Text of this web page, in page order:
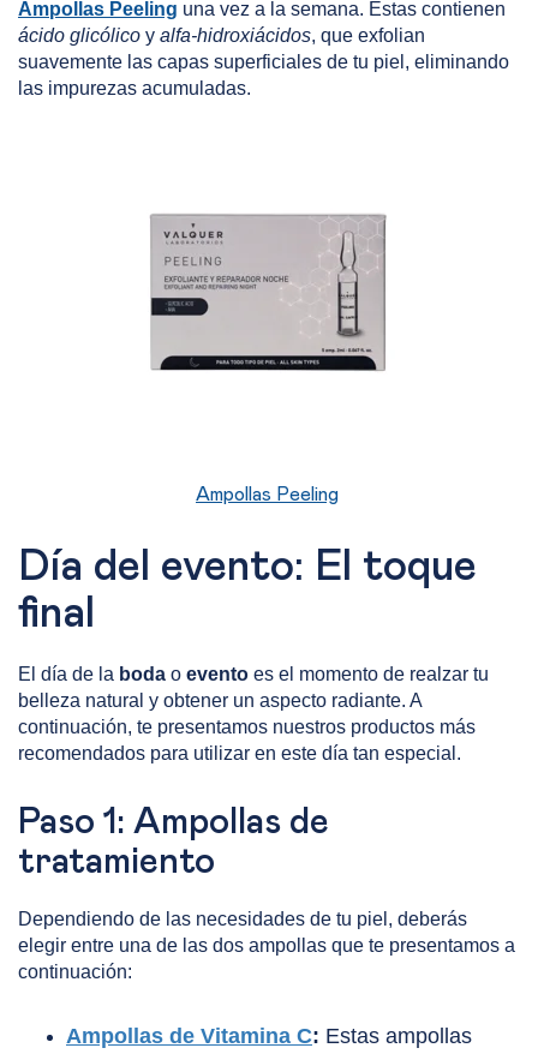
Ampollas Peeling una vez a la semana. Estas contienen
ácido glicólico y alfa-hidroxiácidos, que exfolian
suavemente las capas superficiales de tu piel, eliminando
las impurezas acumuladas.
Ampollas Peeling
Día del evento: El toque
final
El día de la boda o evento es el momento de realzar tu
belleza natural y obtener un aspecto radiante. A
continuación, te presentamos nuestros productos más
recomendados para utilizar en este día tan especial.
Paso 1: Ampollas de
tratamiento
Dependiendo de las necesidades de tu piel, deberás
elegir entre una de las dos ampollas que te presentamos a
continuación:
Ampollas de Vitamina C: Estas ampollas